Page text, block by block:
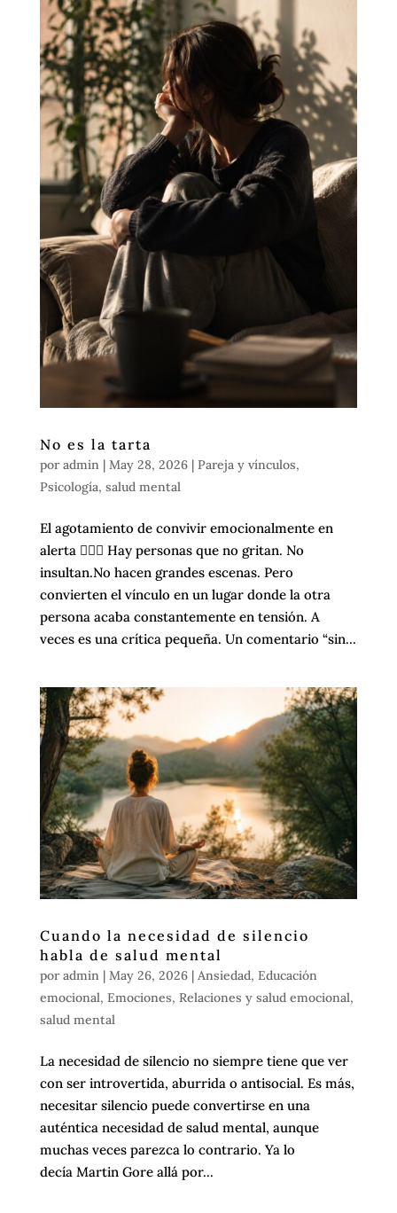
No es la tarta
por admin| May 28, 2026| Pareja y vínculos,
Psicología, salud mental
El agotamiento de convivir emocionalmente en
alerta 😮‍💨💜 Hay personas que no gritan. No
insultan.No hacen grandes escenas. Pero
convierten el vínculo en un lugar donde la otra
persona acaba constantemente en tensión. A
veces es una crítica pequeña. Un comentario “sin...
Cuando la necesidad de silencio
habla de salud mental
por admin| May 26, 2026| Ansiedad, Educación
emocional, Emociones, Relaciones y salud emocional,
salud mental
La necesidad de silencio no siempre tiene que ver
con ser introvertida, aburrida o antisocial. Es más,
necesitar silencio puede convertirse en una
auténtica necesidad de salud mental, aunque
muchas veces parezca lo contrario. Ya lo
decía Martin Gore allá por...